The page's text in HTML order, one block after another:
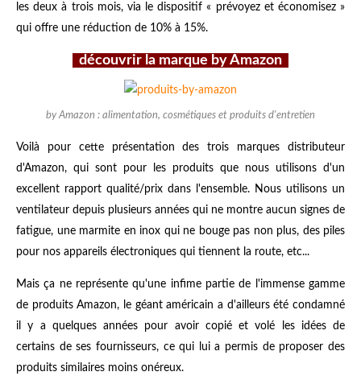
les deux à trois mois, via le dispositif « prévoyez et économisez »
qui offre une réduction de 10% à 15%.
découvrir la marque by Amazon
by Amazon : alimentation, cosmétiques et produits d'entretien
Voilà pour cette présentation des trois marques distributeur
d'Amazon, qui sont pour les produits que nous utilisons d'un
excellent rapport qualité/prix dans l'ensemble. Nous utilisons un
ventilateur depuis plusieurs années qui ne montre aucun signes de
fatigue, une marmite en inox qui ne bouge pas non plus, des piles
pour nos appareils électroniques qui tiennent la route, etc...
Mais ça ne représente qu'une infime partie de l'immense gamme
de produits Amazon, le géant américain a d'ailleurs été condamné
il y a quelques années pour avoir copié et volé les idées de
certains de ses fournisseurs, ce qui lui a permis de proposer des
produits similaires moins onéreux.